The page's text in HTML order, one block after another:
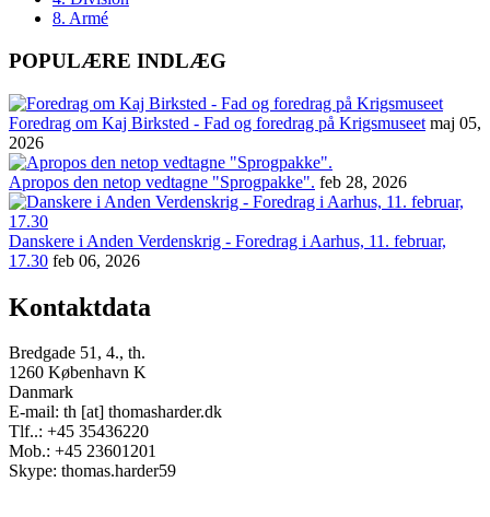
8. Armé
POPULÆRE INDLÆG
Foredrag om Kaj Birksted - Fad og foredrag på Krigsmuseet maj 05,
2026
Apropos den netop vedtagne "Sprogpakke". feb 28, 2026
Danskere i Anden Verdenskrig - Foredrag i Aarhus, 11. februar,
17.30 feb 06, 2026
Kontaktdata
Bredgade 51, 4., th.
1260 København K
Danmark
E-mail: th [at] thomasharder.dk
Tlf..: +45 35436220
Mob.: +45 23601201
Skype: thomas.harder59